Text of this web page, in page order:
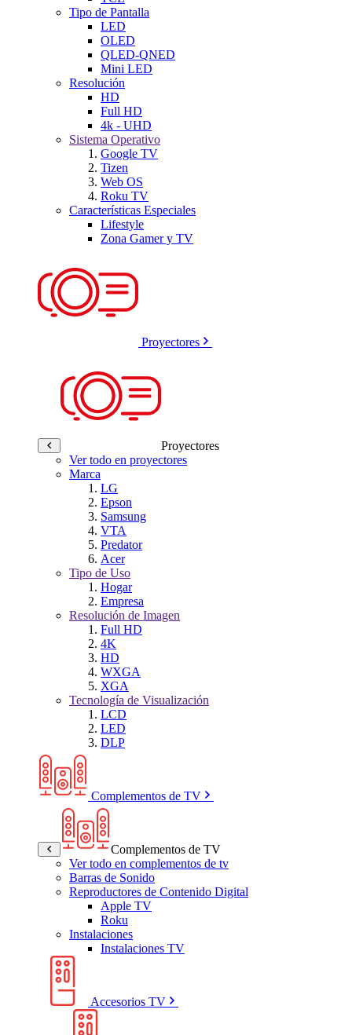
Tipo de Pantalla
LED
OLED
QLED-QNED
Mini LED
Resolución
HD
Full HD
4k - UHD
Sistema Operativo
Google TV
Tizen
Web OS
Roku TV
Características Especiales
Lifestyle
Zona Gamer y TV
Proyectores
Proyectores
Ver todo en proyectores
Marca
LG
Epson
Samsung
VTA
Predator
Acer
Tipo de Uso
Hogar
Empresa
Resolución de Imagen
Full HD
4K
HD
WXGA
XGA
Tecnología de Visualización
LCD
LED
DLP
Complementos de TV
Complementos de TV
Ver todo en complementos de tv
Barras de Sonido
Reproductores de Contenido Digital
Apple TV
Roku
Instalaciones
Instalaciones TV
Accesorios TV